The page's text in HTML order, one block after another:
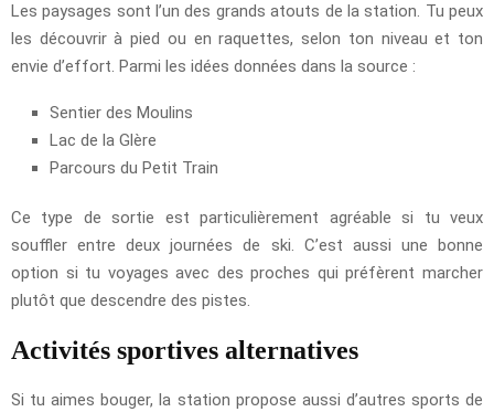
Les paysages sont l’un des grands atouts de la station. Tu peux
les découvrir à pied ou en raquettes, selon ton niveau et ton
envie d’effort. Parmi les idées données dans la source :
Sentier des Moulins
Lac de la Glère
Parcours du Petit Train
Ce type de sortie est particulièrement agréable si tu veux
souffler entre deux journées de ski. C’est aussi une bonne
option si tu voyages avec des proches qui préfèrent marcher
plutôt que descendre des pistes.
Activités sportives alternatives
Si tu aimes bouger, la station propose aussi d’autres sports de